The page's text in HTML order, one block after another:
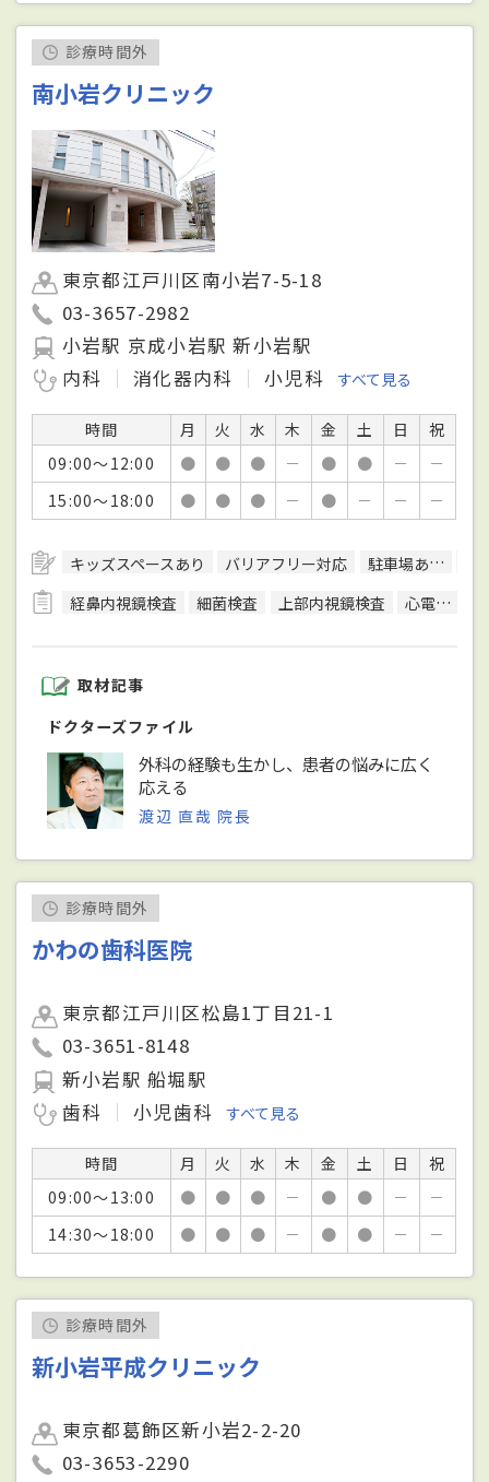
診療時間外
南小岩クリニック
東京都江戸川区南小岩7-5-18
03-3657-2982
小岩駅 京成小岩駅 新小岩駅
内科
消化器内科 小児科 すべて見る
時間 月 火 水 木 金 土 日
祝
09:00～12:00
● ● ● － ● ● －
－
15:00～18:00
● ● ● － ● － － －
キッズスペースあり バリアフリー対応 駐車場あり
経鼻内視鏡検査
細菌検査 上部内視鏡検査 心電図検査
取材記事
ドクターズファイル
外科の経験も生かし、患者の悩みに広く
応える
渡辺 直哉 院長
診療時間外
かわの歯科医院
東京都江戸川区松島1丁目21-1
03-3651-8148
新小岩駅 船堀駅
歯科
小児歯科 すべて見る
時間 月 火 水 木 金 土 日
祝
09:00～13:00
● ● ● － ● ● －
－
14:30～18:00
● ● ● － ● ● － －
診療時間外
新小岩平成クリニック
東京都葛飾区新小岩2-2-20
03-3653-2290